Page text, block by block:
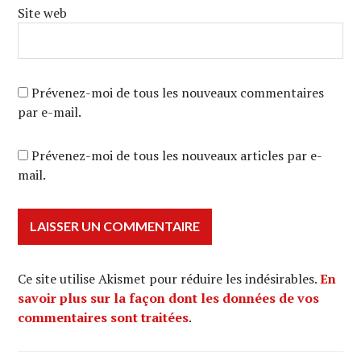
Site web
Prévenez-moi de tous les nouveaux commentaires
par e-mail.
Prévenez-moi de tous les nouveaux articles par e-
mail.
Ce site utilise Akismet pour réduire les indésirables.En
savoir plus sur la façon dont les données de vos
commentaires sont traitées.